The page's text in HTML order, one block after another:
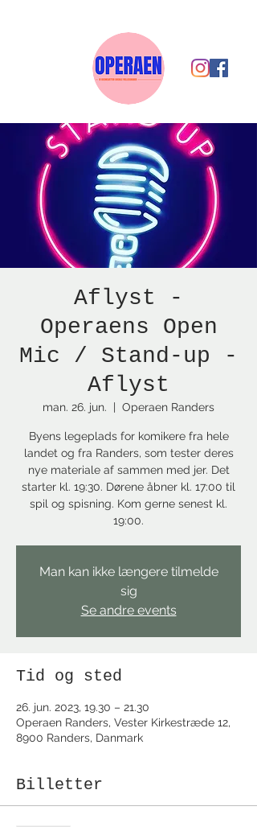
Aflyst -
Operaens Open
Mic / Stand-up -
Aflyst
man. 26. jun.
  |
Operaen Randers
Byens legeplads for komikere fra hele
landet og fra Randers, som tester deres
nye materiale af sammen med jer. Det
starter kl. 19:30. Dørene åbner kl. 17:00 til
spil og spisning. Kom gerne senest kl.
19:00.
Man kan ikke længere tilmelde
sig
Se andre events
Tid og sted
26. jun. 2023, 19.30 – 21.30
Operaen Randers, Vester Kirkestræde 12,
8900 Randers, Danmark
Billetter